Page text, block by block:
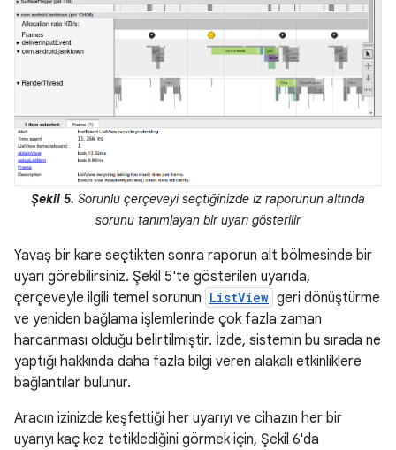
Şekil 5. Sorunlu çerçeveyi seçtiğinizde iz raporunun altında
sorunu tanımlayan bir uyarı gösterilir
Yavaş bir kare seçtikten sonra raporun alt bölmesinde bir
uyarı görebilirsiniz. Şekil 5'te gösterilen uyarıda,
çerçeveyle ilgili temel sorunun ListView geri dönüştürme
ve yeniden bağlama işlemlerinde çok fazla zaman
harcanması olduğu belirtilmiştir. İzde, sistemin bu sırada ne
yaptığı hakkında daha fazla bilgi veren alakalı etkinliklere
bağlantılar bulunur.
Aracın izinizde keşfettiği her uyarıyı ve cihazın her bir
uyarıyı kaç kez tetiklediğini görmek için, Şekil 6'da